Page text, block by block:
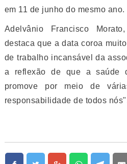
em 11 de junho do mesmo ano.
Adelvânio Francisco
destaca que a data coroa
de trabalho incansável da
a reflexão de que a saúde
promove por meio de
responsabilidade de todos